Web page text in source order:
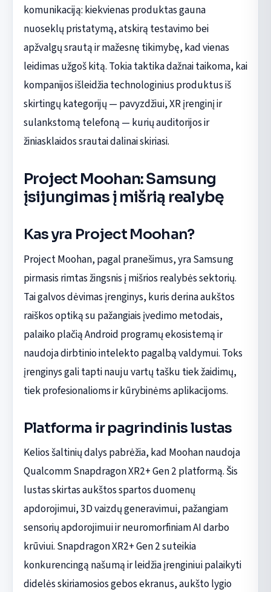
komunikaciją: kiekvienas produktas gauna
nuoseklų pristatymą, atskirą testavimo bei
apžvalgų srautą ir mažesnę tikimybę, kad vienas
leidimas užgoš kitą. Tokia taktika dažnai taikoma, kai
kompanijos išleidžia technologinius produktus iš
skirtingų kategorijų — pavyzdžiui, XR įrenginį ir
sulankstomą telefoną — kurių auditorijos ir
žiniasklaidos srautai dalinai skiriasi.
Project Moohan: Samsung
įsijungimas į mišrią realybę
Kas yra Project Moohan?
Project Moohan, pagal pranešimus, yra Samsung
pirmasis rimtas žingsnis į mišrios realybės sektorių.
Tai galvos dėvimas įrenginys, kuris derina aukštos
raiškos optiką su pažangiais įvedimo metodais,
palaiko plačią Android programų ekosistemą ir
naudoja dirbtinio intelekto pagalbą valdymui. Toks
įrenginys gali tapti nauju vartų tašku tiek žaidimų,
tiek profesionalioms ir kūrybinėms aplikacijoms.
Platforma ir pagrindinis lustas
Kelios šaltinių dalys pabrėžia, kad Moohan naudoja
Qualcomm Snapdragon XR2+ Gen 2 platformą. Šis
lustas skirtas aukštos spartos duomenų
apdorojimui, 3D vaizdų generavimui, pažangiam
sensorių apdorojimui ir neuromorfiniam AI darbo
krūviui. Snapdragon XR2+ Gen 2 suteikia
konkurencingą našumą ir leidžia įrenginiui palaikyti
didelės skiriamosios gebos ekranus, aukšto lygio